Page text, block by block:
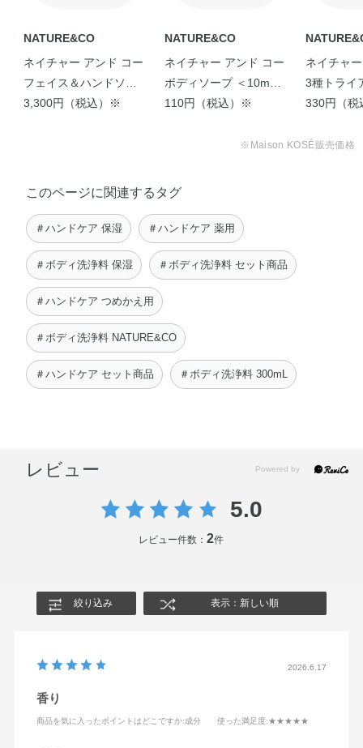
●他の製品や水を混ぜないでください。
●本製品をつめかえず、このまま使用しないでください。
NATURE&CO
ネイチャー アンド コー
フェイス＆ハンドソー
プ ＜2L つめかえ用＞
3,300円（税込）※
NATURE&CO
ネイチャー アンド コー
ボディソープ ＜10mL
＞
110円（税込）※
ネイチャ
3種トライ
330円（
※Maison KOSÉ販売価格
このページに関連するタグ
＃ハンドケア 保湿 ＃ハンドケア 薬用
＃ボディ洗浄料 保湿 ＃ボディ洗浄料 セット商品
＃ハンドケア つめかえ用
＃ボディ洗浄料 NATURE&CO
＃ハンドケア セット商品 ＃ボディ洗浄料 300mL
レビュー
5.0
レビュー件数：2件
絞り込み 表示：新しい順
2026.6.17
香り
商品を気に入ったポイントはどこですか:成分 使った満足度:★★★★★